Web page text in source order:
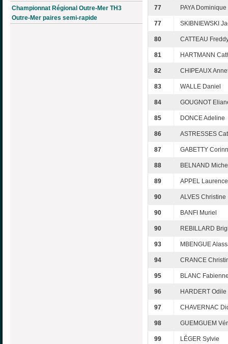
Championnat Régional Outre-Mer TH3
Outre-Mer paires semi-rapide
77 PAYA Dominique
77 SKIBNIEWSKI
80 CATTEAU
81 HARTMANN
82 CHIPEAUX
83 WALLE Daniel
84 GOUGNOT
85 DONCE Adeline
86 ASTRESSES
87 GABETTY
88 BELNAND
89 APPEL Laurence
90 ALVES Christine
90 BANFI Muriel
90 REBILLARD
93 MBENGUE
94 CRANCE
95 BLANC
96 HARDERT Odile
97 CHAVERNAC
98 GUEMGUEM
99 LÉGER Sylvie